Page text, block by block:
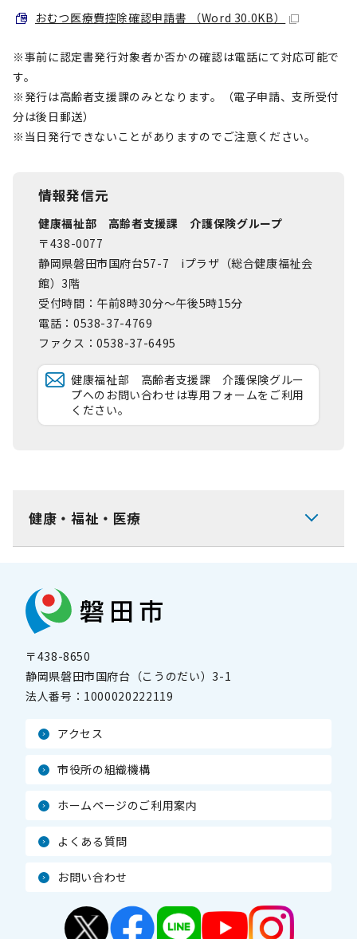
おむつ医療費控除確認申請書 （Word 30.0KB）
※事前に認定書発行対象者か否かの確認は電話にて対応可能で
す。
※発行は高齢者支援課のみとなります。（電子申請、支所受付
分は後日郵送）
※当日発行できないことがありますのでご注意ください。
情報発信元
健康福祉部 高齢者支援課 介護保険グループ
〒438-0077
静岡県磐田市国府台57-7 iプラザ（総合健康福祉会
館）3階
受付時間：午前8時30分～午後5時15分
電話：0538-37-4769
ファクス：0538-37-6495
健康福祉部 高齢者支援課 介護保険グルー
プへのお問い合わせは専用フォームをご利用
ください。
健康・福祉・医療
〒438-8650
静岡県磐田市国府台（こうのだい）3-1
法人番号： 1000020222119
アクセス
市役所の組織機構
ホームページのご利用案内
よくある質問
お問い合わせ